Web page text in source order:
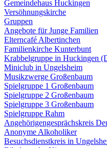
Gemeindehaus Huckingen
Versöhnungskirche
Gruppen
Angebote für Junge Familien
Elterncafé Albertinchen
Familienkirche Kunterbunt
Krabbelgruppe in Huckingen
Miniclub in Ungelsheim
Musikzwerge Großenbaum
Spielgruppe 1 Großenbaum
Spielgruppe 2 Großenbaum
Spielgruppe 3 Großenbaum
Spielgruppe Rahm
Angehörigengesprächskreis
Anonyme Alkoholiker
Besuchsdienstkreis in